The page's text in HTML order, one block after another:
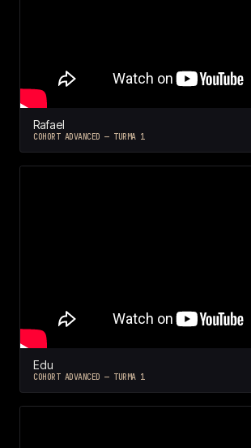
Rafael
COHORT ADVANCED — TURMA 1
Edu
COHORT ADVANCED — TURMA 1